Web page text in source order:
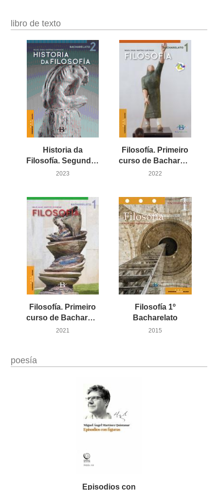
libro de texto
Historia da
Filosofía. Segundo curso de Bacharelato
2023
Filosofía. Primeiro
curso de Bacharelato (LOMLOE)
2022
Filosofía. Primeiro
curso de Bacharelato
2021
Filosofía 1º
Bacharelato
2015
poesía
Episodios con